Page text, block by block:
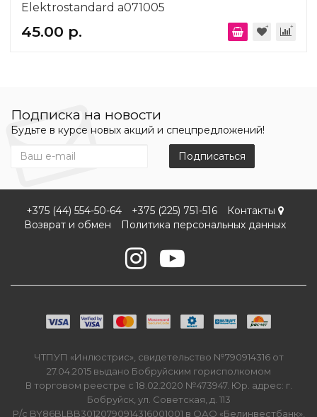
Elektrostandard a071005
45.00 р.
Подписка на новости
Будьте в курсе новых акций и спецпредложений!
Подписаться
+375 (44) 554-50-64 +375 (225) 751-516
Контакты
Возврат и обмен
Политика персональных данных
ЧТПУП «Инлюстрис», свидетельство №790914316 от
27.04.2015 выдано Бобруйским горисполкомом
В торговом реестре с 18.02.2020 №473947. Юр. адрес: г.
Бобруйск, ул. Советская, д. 113
Р/с BY86BLBB30120790914316001001 в ОАО «Белинвестбанк»,